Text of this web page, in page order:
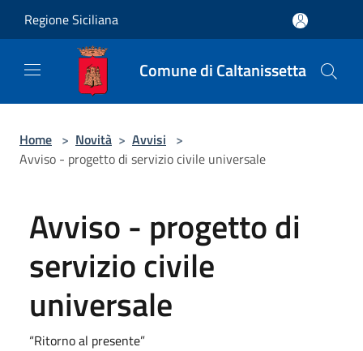
Regione Siciliana
Comune di Caltanissetta
Home > Novità > Avvisi >
Avviso - progetto di servizio civile universale
Avviso - progetto di
servizio civile
universale
“Ritorno al presente”